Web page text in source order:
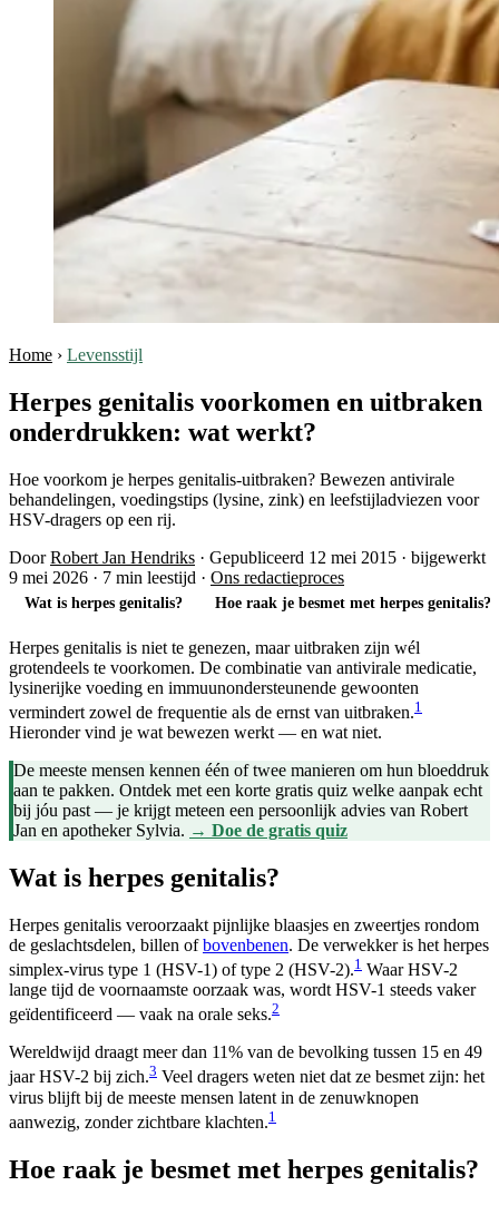
Home › Levensstijl
Herpes genitalis voorkomen en uitbraken
onderdrukken: wat werkt?
Hoe voorkom je herpes genitalis-uitbraken? Bewezen antivirale
behandelingen, voedingstips (lysine, zink) en leefstijladviezen voor
HSV-dragers op een rij.
DoorRobert Jan Hendriks · Gepubliceerd 12 mei 2015 · bijgewerkt
9 mei 2026 · 7 min leestijd · Ons redactieproces
Wat is herpes genitalis? Hoe raak je besmet met herpes genitalis?
Herpes genitalis is niet te genezen, maar uitbraken zijn wél
grotendeels te voorkomen. De combinatie van antivirale medicatie,
lysinerijke voeding en immuunondersteunende gewoonten
vermindert zowel de frequentie als de ernst van uitbraken.1
Hieronder vind je wat bewezen werkt — en wat niet.
De meeste mensen kennen één of twee manieren om hun bloeddruk
aan te pakken. Ontdek met een korte gratis quiz welke aanpak echt
bij jóu past — je krijgt meteen een persoonlijk advies van Robert
Jan en apotheker Sylvia. → Doe de gratis quiz
Wat is herpes genitalis?
Herpes genitalis veroorzaakt pijnlijke blaasjes en zweertjes rondom
de geslachtsdelen, billen ofbovenbenen. De verwekker is het herpes
simplex-virus type 1 (HSV-1) of type 2 (HSV-2).1 Waar HSV-2
lange tijd de voornaamste oorzaak was, wordt HSV-1 steeds vaker
geïdentificeerd — vaak na orale seks.2
Wereldwijd draagt meer dan 11% van de bevolking tussen 15 en 49
jaar HSV-2 bij zich.3 Veel dragers weten niet dat ze besmet zijn: het
virus blijft bij de meeste mensen latent in de zenuwknopen
aanwezig, zonder zichtbare klachten.1
Hoe raak je besmet met herpes genitalis?